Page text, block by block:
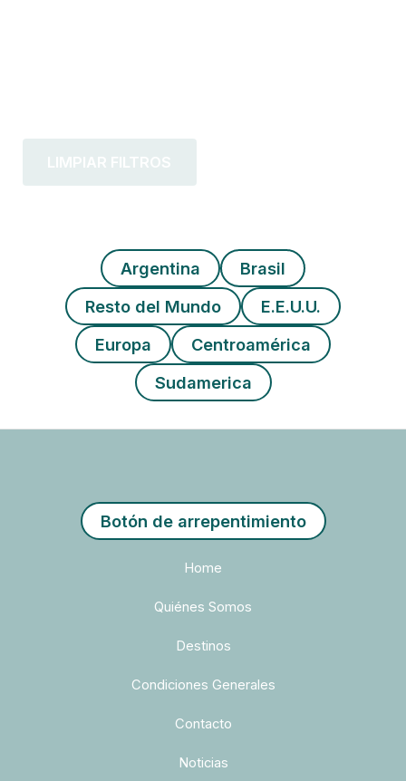
LIMPIAR FILTROS
Argentina
Brasil
Resto del Mundo
E.E.U.U.
Europa
Centroamérica
Sudamerica
Botón de arrepentimiento
Home
Quiénes Somos
Destinos
Condiciones Generales
Contacto
Noticias